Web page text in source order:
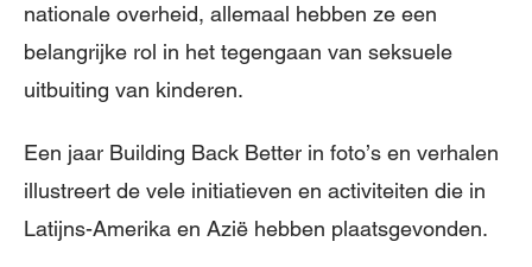
nationale overheid, allemaal hebben ze een
belangrijke rol in het tegengaan van seksuele
uitbuiting van kinderen.
Een jaar Building Back Better in foto’s en verhalen
illustreert de vele initiatieven en activiteiten die in
Latijns-Amerika en Azië hebben plaatsgevonden.